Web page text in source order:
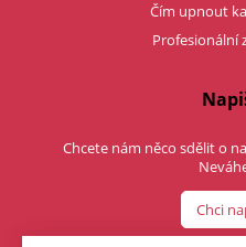
Čím upnout
Profesionální
Chcete nám něco sdělit o
Chci